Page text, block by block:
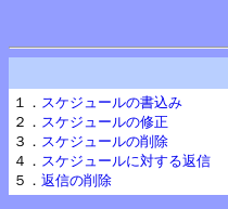
１． スケジュールの書込み
２． スケジュールの修正
３． スケジュールの削除
４． スケジュールに対する返信
５． 返信の削除